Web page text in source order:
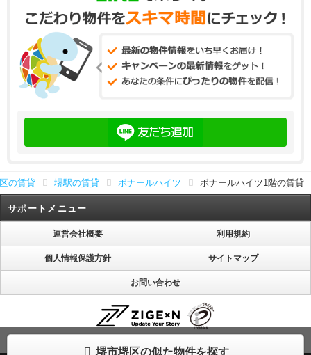
堺市堺区の似た物件を探す
の賃貸 堺駅の賃貸 ボナールハイツ ボナールハイツ1階の賃貸
サポートメニュー
運営会社概要 利用規約
個人情報保護方針 サイトマップ
お問い合わせ